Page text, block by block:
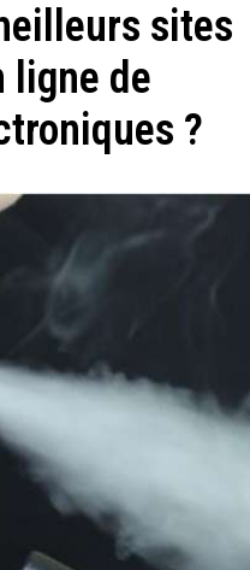
sites
ligne de
?